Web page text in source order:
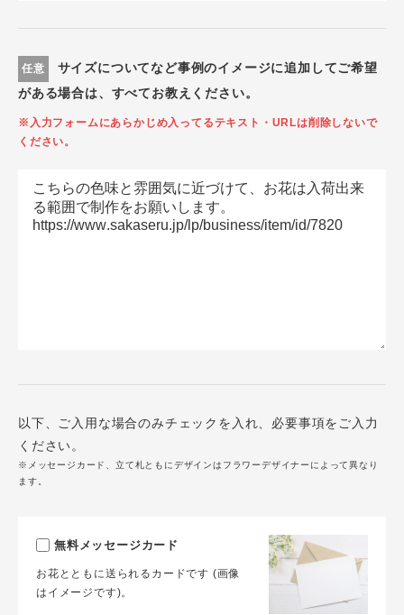
任意
サイズについてなど事例のイメージに追加してご希望
がある場合は、すべてお教えください。
※入力フォームにあらかじめ入ってるテキスト・URLは削除しないで
ください。
以下、ご入用な場合のみチェックを入れ、必要事項をご入力
ください。
※メッセージカード、立て札ともにデザインはフラワーデザイナーによって異なり
ます。
無料メッセージカード
お花とともに送られるカードです (画像
はイメージです)。